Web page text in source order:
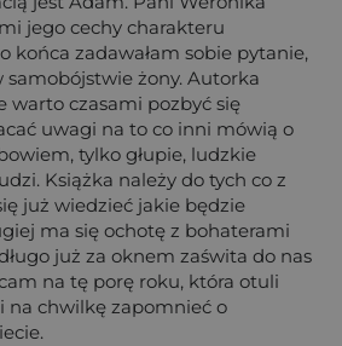
jego cechy charakteru
końca zadawałam sobie pytanie,
samobójstwie żony. Autorka
warto czasami pozbyć się
uwagi na to co inni mówią o
tylko głupie, ludzkie
Książka należy do tych co z
już wiedzieć jakie będzie
ma się ochotę z bohaterami
już za oknem zaświta do nas
na tę porę roku, która otuli
na chwilkę zapomnieć o